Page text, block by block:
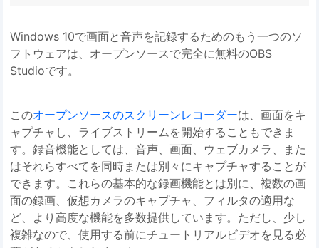
Windows 10で画面と音声を記録するためのもう一つのソ
フトウェアは、オープンソースで完全に無料のOBS
Studioです。
このオープンソースのスクリーンレコーダーは、画面をキ
ャプチャし、ライブストリームを開始することもできま
す。録音機能としては、音声、画面、ウェブカメラ、また
はそれらすべてを同時または別々にキャプチャすることが
できます。これらの基本的な録画機能とは別に、複数の画
面の録画、仮想カメラのキャプチャ、フィルタの適用な
ど、より高度な機能を多数提供しています。ただし、少し
複雑なので、使用する前にチュートリアルビデオを見る必